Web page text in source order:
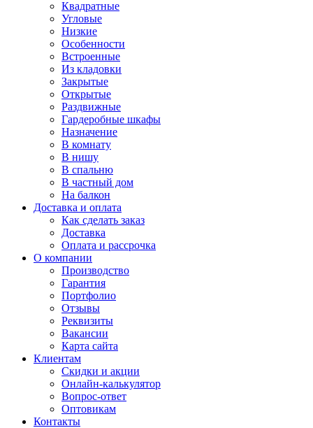
Квадратные
Угловые
Низкие
Особенности
Встроенные
Из кладовки
Закрытые
Открытые
Раздвижные
Гардеробные шкафы
Назначение
В комнату
В нишу
В спальню
В частный дом
На балкон
Доставка и оплата
Как сделать заказ
Доставка
Оплата и рассрочка
О компании
Производство
Гарантия
Портфолио
Отзывы
Реквизиты
Вакансии
Карта сайта
Клиентам
Скидки и акции
Онлайн-калькулятор
Вопрос-ответ
Оптовикам
Контакты